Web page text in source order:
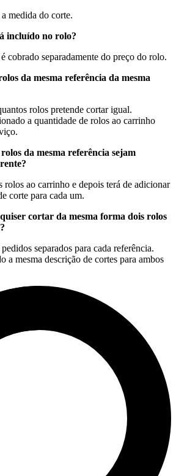
medida do corte.
incluído no rolo?
cobrado separadamente do preço do rolo.
da mesma referência da mesma
rolos pretende cortar igual.
a quantidade de rolos ao carrinho
da mesma referência sejam
rolos ao carrinho e depois terá de adicionar
corte para cada um.
cortar da mesma forma dois rolos
separados para cada referência.
a mesma descrição de cortes para ambos